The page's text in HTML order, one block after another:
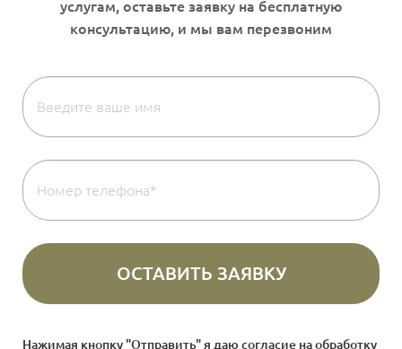
Нажимая кнопку "Отправить" я даю согласие наобработку